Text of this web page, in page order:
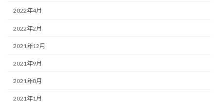
2022年4月
2022年2月
2021年12月
2021年9月
2021年8月
2021年1月